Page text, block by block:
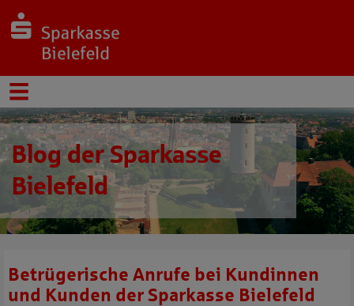
Blog der Sparkasse
Bielefeld
Betrügerische Anrufe bei Kundinnen
und Kunden der Sparkasse Bielefeld